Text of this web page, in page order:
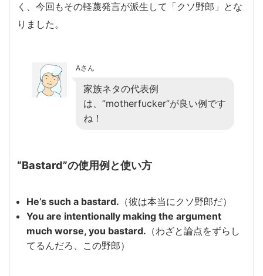
く、今回もその軽蔑発言が派生して「クソ野郎」とな
りました。
Aさん
家族ネタの代表例
は、”motherfucker”が良い例です
ね！
“Bastard”の使用例と使い方
He’s such a bastard. （彼は本当にクソ野郎だ）
You are intentionally making the argument
much worse, you bastard. （わざと論点をずらし
てるんだろ、この野郎）